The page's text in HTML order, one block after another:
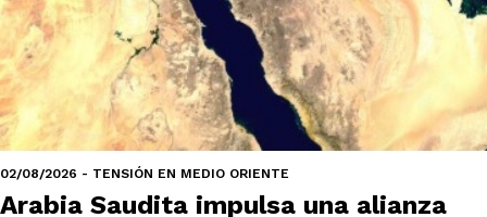
02/08/2026 - TENSIÓN EN MEDIO ORIENTE
Arabia Saudita impulsa una alianza